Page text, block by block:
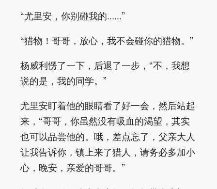
“尤里安，你别碰我的……”
“猎物！哥哥，放心，我不会碰你的猎物。”
杨威利愣了一下，后退了一步，“不，我想
说的是，我的同学。”
尤里安盯着他的眼睛看了好一会，然后站起
来，“哥哥，你虽然没有吸血的渴望，其实
也可以品尝他的。哦，差点忘了，父亲大人
让我告诉你，镇上来了猎人，请务必多加小
心，晚安，亲爱的哥哥。”